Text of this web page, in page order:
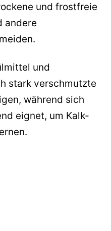
und frostfreie
andere
und
stark verschmutzte
während sich
eignet, um Kalk-